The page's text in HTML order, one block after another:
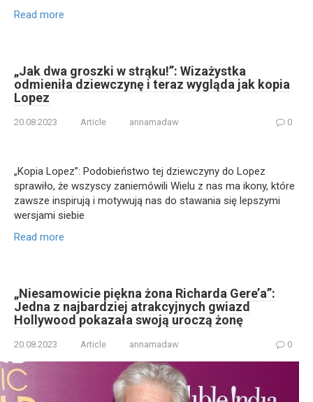
Read more
„Jak dwa groszki w strąku!”: Wizażystka
odmieniła dziewczynę i teraz wygląda jak kopia
Lopez
20.08.2023 Article annamadaw 0
„Kopia Lopez”: Podobieństwo tej dziewczyny do Lopez
sprawiło, że wszyscy zaniemówili Wielu z nas ma ikony, które
zawsze inspirują i motywują nas do stawania się lepszymi
wersjami siebie
Read more
„Niesamowicie piękna żona Richarda Gere’a”:
Jedna z najbardziej atrakcyjnych gwiazd
Hollywood pokazała swoją uroczą żonę
20.08.2023 Article annamadaw 0